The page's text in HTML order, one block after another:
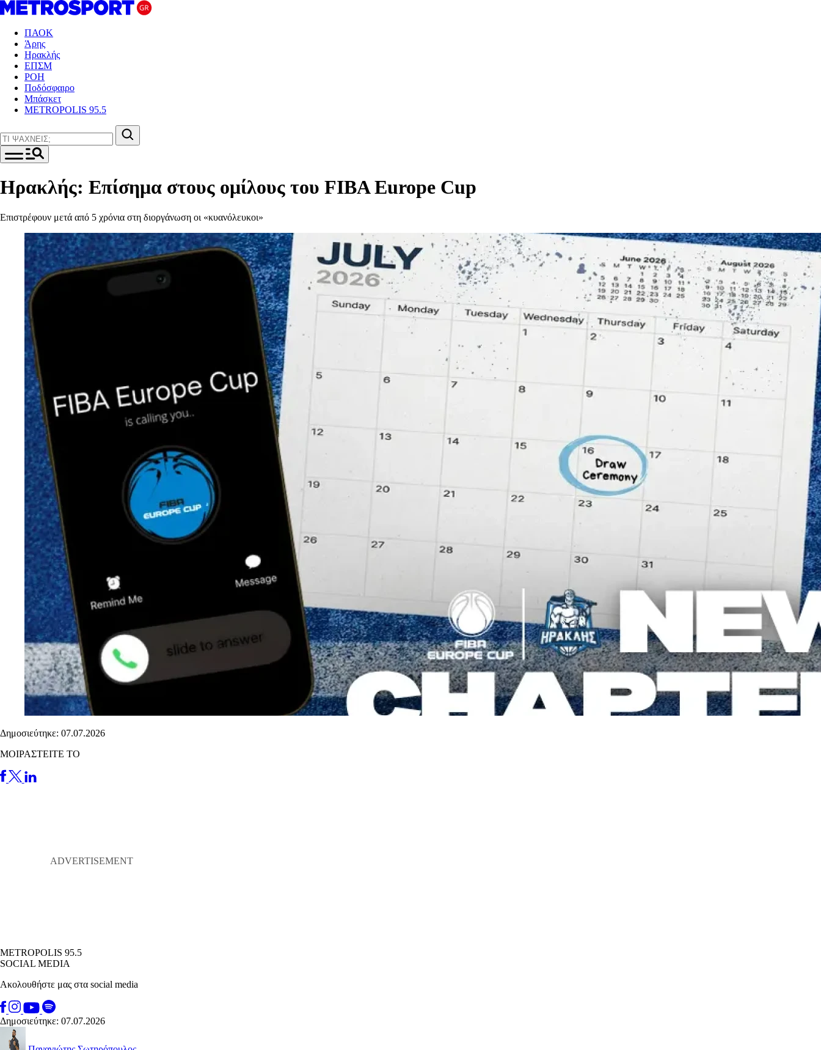
ΠΑΟΚ
Άρης
Ηρακλής
ΕΠΣΜ
ΡΟΗ
Ποδόσφαιρο
Μπάσκετ
METROPOLIS 95.5
Ηρακλής: Επίσημα στους ομίλους του FIBA Europe Cup
Επιστρέφουν μετά από 5 χρόνια στη διοργάνωση οι «κυανόλευκοι»
Δημοσιεύτηκε: 07.07.2026
ΜΟΙΡΑΣΤΕΙΤΕ ΤΟ
METROPOLIS 95.5
SOCIAL MEDIA
Ακολουθήστε μας στα social media
Δημοσιεύτηκε: 07.07.2026